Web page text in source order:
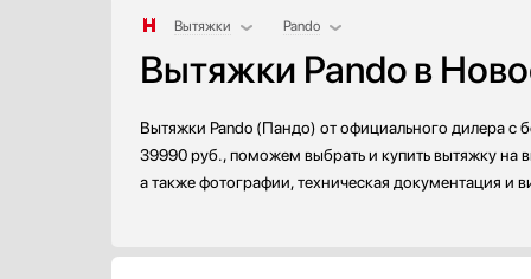
Вытяжки
Аксессуары
Акустические системы
Аромастанции
Барбекю
Pando
AEG
Barazza
Bertazzoni
BORA
Вытяжки Pando в
Вытяжки Pando (Пандо) от официального дилера с
39990 руб., поможем выбрать и купить вытяжку на
а также фотографии, техническая документация и